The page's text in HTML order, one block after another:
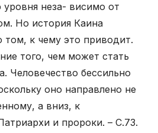
неза- висимо от
Но история Каина
том, к чему это приводит.
того, чем может стать
Человечество бессильно
оно направлено не
а вниз, к
и пророки. – С.73.